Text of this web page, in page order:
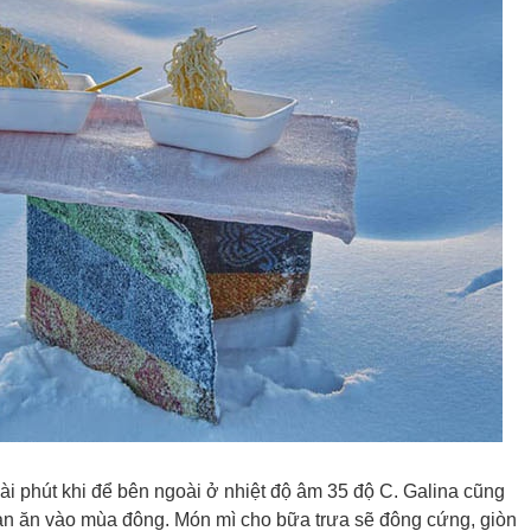
phút khi để bên ngoài ở nhiệt độ âm 35 độ C. Galina cũng
ăn vào mùa đông. Món mì cho bữa trưa sẽ đông cứng, giòn